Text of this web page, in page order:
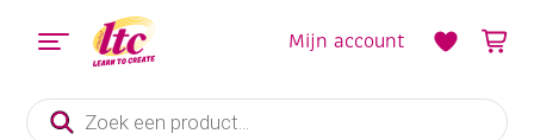
Producten
zoeken
Mijn account